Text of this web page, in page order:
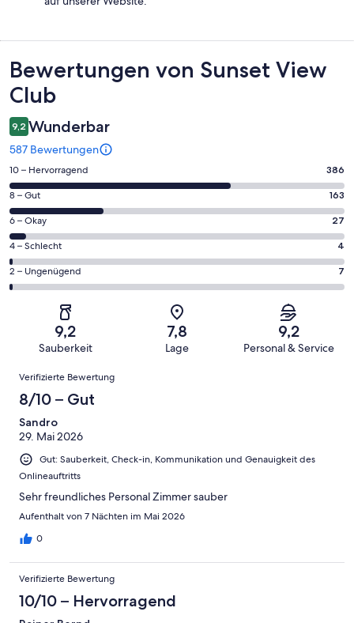
Bewertungen
Bewertungen von Sunset View
Club
9,2 Wunderbar
587 Bewertungen
386
von
insgesamt
587
Gästebewertungen
haben
eine
Bewertung
Hervorragend
10 – Hervorragend 386
163
von
insgesamt
587
Gästebewertungen
haben
Bewertung
Gut
8 – Gut 163
27
von
insgesamt
587
Gästebewertungen
Bewertung
Okay
6 – Okay 27
4
von
insgesamt
Gästebewertungen
von
Schlecht
4 – Schlecht 4
7
von
insgesamt
Gästebewertungen
haben
eine
von
Ungenügend
2 – Ungenügend 7
9,2
Sauberkeit
7,8
Lage
9,2
Personal & Service
Bewertungen
Verifizierte Bewertung
8/10 – Gut
Sandro
29. Mai 2026
Gut: Sauberkeit, Check-in, Kommunikation und Genauigkeit des
Onlineauftritts
Sehr freundliches Personal Zimmer sauber
Aufenthalt von 7 Nächten im Mai 2026
0
Verifizierte Bewertung
10/10 – Hervorragend